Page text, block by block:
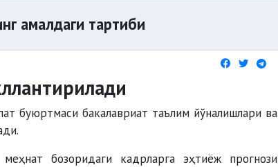
амалдаги тартиби
буюртмаси бакалавриат таълим йўналишлари ва
бозоридаги кадрларга эҳтиёж прогнози